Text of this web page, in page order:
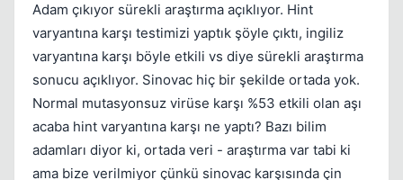
Adam çıkıyor sürekli araştırma açıklıyor. Hint
varyantına karşı testimizi yaptık şöyle çıktı, ingiliz
varyantına karşı böyle etkili vs diye sürekli araştırma
sonucu açıklıyor. Sinovac hiç bir şekilde ortada yok.
Normal mutasyonsuz virüse karşı %53 etkili olan aşı
acaba hint varyantına karşı ne yaptı? Bazı bilim
adamları diyor ki, ortada veri - araştırma var tabi ki
ama bize verilmiyor çünkü sinovac karşısında çin